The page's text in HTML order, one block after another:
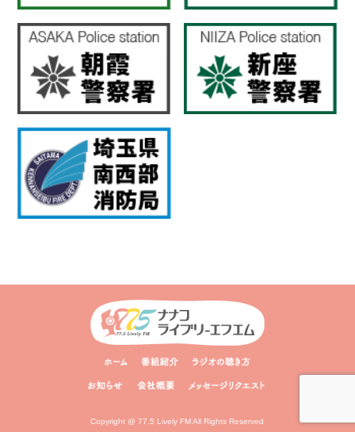
Copyright @ 77.5 Lively FM All Rights Reserved